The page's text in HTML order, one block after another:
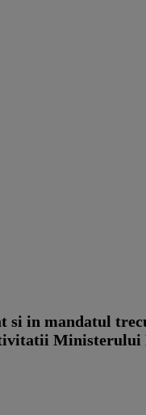
si in mandatul
Ministerului